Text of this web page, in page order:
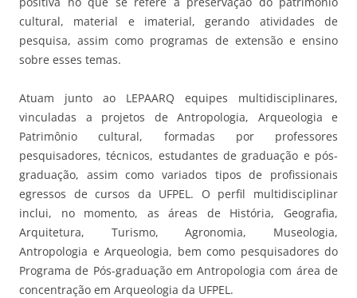
cultural, material e imaterial, gerando atividades de
pesquisa, assim como programas de extensão e ensino
sobre esses temas.
Atuam junto ao LEPAARQ equipes multidisciplinares,
vinculadas a projetos de Antropologia, Arqueologia e
Patrimônio cultural, formadas por professores
pesquisadores, técnicos, estudantes de graduação e pós-
graduação, assim como variados tipos de profissionais
egressos de cursos da UFPEL. O perfil multidisciplinar
inclui, no momento, as áreas de História, Geografia,
Arquitetura, Turismo, Agronomia, Museologia,
Antropologia e Arqueologia, bem como pesquisadores do
Programa de Pós-graduação em Antropologia com área de
concentração em Arqueologia da UFPEL.